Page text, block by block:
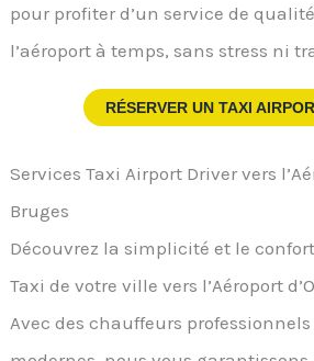
pour profiter d’un service de
l’aéroport à temps, sans stress ni
RÉSERVER UN TAXI
Services Taxi Airport Driver vers
Bruges
Découvrez la simplicité et le
Taxi de votre ville vers l’Aéroport
Avec des chauffeurs